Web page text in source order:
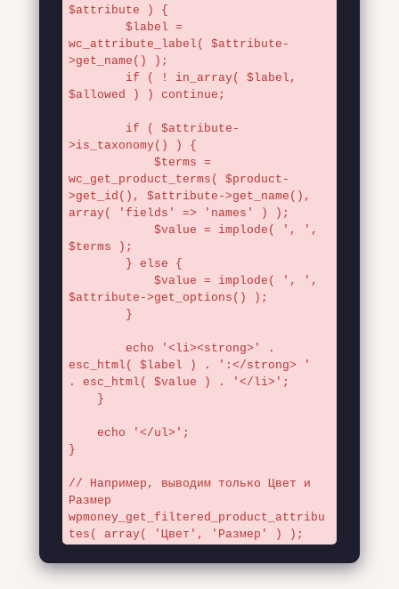
$attribute ) {
wc_attribute_label( $attribute-
>get_name() );
$allowed ) ) continue;
>is_taxonomy() ) {
wc_get_product_terms( $product-
>get_id(), $attribute->get_name(),
array( 'fields' => 'names' ) );
$terms );
$attribute->get_options() );
esc_html( $label ) . ':</strong> '
. esc_html( $value ) . '</li>';
}
// Например, выводим только Цвет и
Размер
wpmoney_get_filtered_product_attribu
tes( array( 'Цвет', 'Размер' ) );